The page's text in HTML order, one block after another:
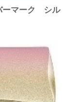
ーマーク シル